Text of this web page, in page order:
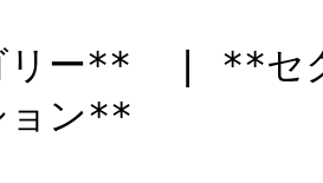
リー**  | **セ
ン**